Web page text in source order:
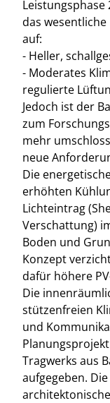
Leistungsphase
das
auf:
- Heller,
- Moderates
regulierte
Jedoch ist der
zum
mehr
neue
Die
erhöhten
Lichteintrag
Verschattung)
Boden und
Konzept
dafür höhere
Die
stützenfreien
und
Tragwerks aus
aufgegeben.